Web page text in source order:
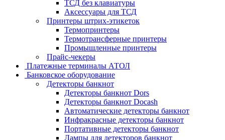
ТСД без клавиатуры
Аксессуары для ТСД
Принтеры штрих-этикеток
Термопринтеры
Термотрансферные принтеры
Промышленные принтеры
Прайс-чекеры
Платежные терминалы АТОЛ
Банковское оборудование
Детекторы банкнот
Детекторы банкнот Dors
Детекторы банкнот Docash
Автоматические детекторы банкнот
Инфракрасные детекторы банкнот
Портативные детекторы банкнот
Лампы для детекторов банкнот